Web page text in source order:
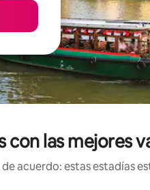
con las mejores
de acuerdo: estas estadías